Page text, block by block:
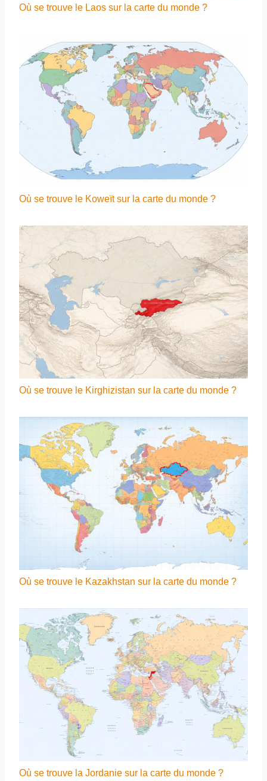
Où se trouve le Laos sur la carte du monde ?
Où se trouve le Koweït sur la carte du monde ?
Où se trouve le Kirghizistan sur la carte du monde ?
Où se trouve le Kazakhstan sur la carte du monde ?
Où se trouve la Jordanie sur la carte du monde ?